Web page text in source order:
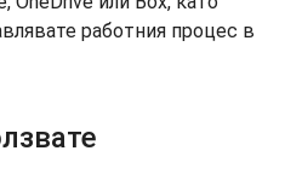
работния процес в